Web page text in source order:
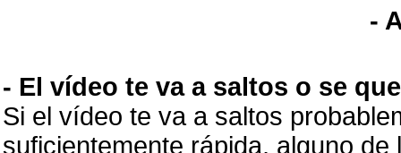
-
- El vídeo te va a saltos o se
Si el vídeo te va a saltos
suficientemente rápida, alguno